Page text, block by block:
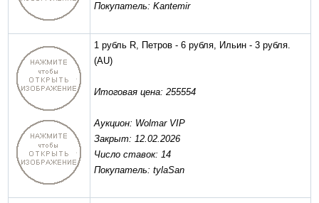
Покупатель: Kantemir
1 рубль R, Петров - 6 рубля, Ильин - 3 рубля.
(AU)
Итоговая цена: 255554
Аукцион: Wolmar VIP
Закрыт: 12.02.2026
Число ставок: 14
Покупатель: tylaSan